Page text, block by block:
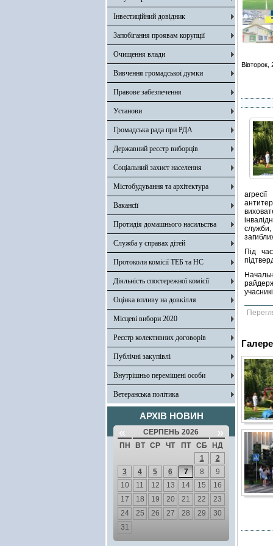
Інвестиційний довідник
Запобігання проявам корупції
Очищення влади
Вивчення громадської думки
Правове забезпечення
Установи
Громадська рада при РДА
Державний реєстр виборців
Соціальний захист населення
Містобудування та архітектура
Вакансії
Протидія домашнього насильства
Служба у справах дітей
Протоколи комісії ТЕБ та НС
Діяльність спостережної комісії
Оцінка впливу на довкілля
Місцеві вибори 2020
Реєстр колективних договорів
Публічні закупівлі
Внутрішньо переміщені особи
Ветеранська політика
АРХІВ НОВИН
« СЕРПЕНЬ 2026 »
ПН ВТ СР ЧТ ПТ СБ
НД
1
2
3
4 5 6 7 8
9
10
11 12 13 14 15
16
17
18 19 20 21 22
23
24
25 26 27 28 29
30
31
Вівторок,
служби,
Під